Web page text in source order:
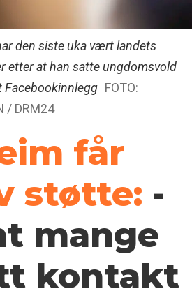
den siste uka vært landets
etter at han satte ungdomsvold
Facebookinnlegg FOTO:
/ DRM24
får
støtte: -
mange
kontakt